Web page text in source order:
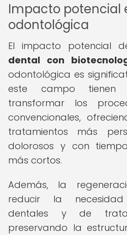
Impacto potencial
odontológica
El impacto potencial
dental con
odontológica es
este campo
transformar los
convencionales,
tratamientos más
dolorosos y con
más cortos.
Además, la
reducir la
dentales y de
preservando la